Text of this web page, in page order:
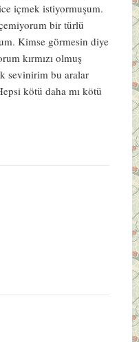
içmek istiyormuşum.
bir türlü
Kimse görmesin diye
kırmızı olmuş
sevinirim bu aralar
kötü daha mı kötü